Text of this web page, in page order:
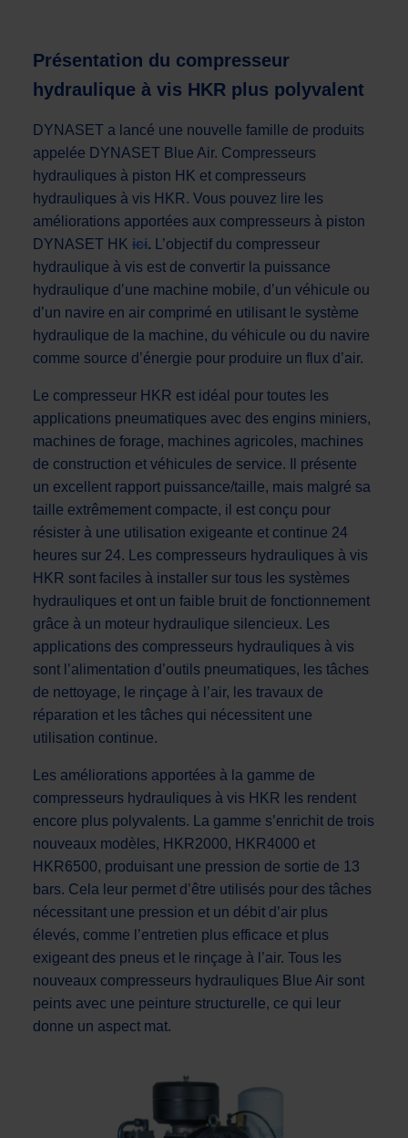
Présentation du compresseur
hydraulique à vis HKR plus polyvalent
DYNASET a lancé une nouvelle famille de produits
appelée DYNASET Blue Air. Compresseurs
hydrauliques à piston HK et compresseurs
hydrauliques à vis HKR. Vous pouvez lire les
améliorations apportées aux compresseurs à piston
DYNASET HK ici.
L’objectif du compresseur
hydraulique à vis est de convertir la puissance
hydraulique d’une machine mobile, d’un véhicule ou
d’un navire en air comprimé en utilisant le système
hydraulique de la machine, du véhicule ou du navire
comme source d’énergie pour produire un flux d’air.
Le compresseur HKR est idéal pour toutes les
applications pneumatiques avec des engins miniers,
machines de forage, machines agricoles, machines
de construction et véhicules de service. Il présente
un excellent rapport puissance/taille, mais malgré sa
taille extrêmement compacte, il est conçu pour
résister à une utilisation exigeante et continue 24
heures sur 24. Les compresseurs hydrauliques à vis
HKR sont faciles à installer sur tous les systèmes
hydrauliques et ont un faible bruit de fonctionnement
grâce à un moteur hydraulique silencieux. Les
applications des compresseurs hydrauliques à vis
sont l’alimentation d’outils pneumatiques, les tâches
de nettoyage, le rinçage à l’air, les travaux de
réparation et les tâches qui nécessitent une
utilisation continue.
Les améliorations apportées à la gamme de
compresseurs hydrauliques à vis HKR les rendent
encore plus polyvalents. La gamme s’enrichit de trois
nouveaux modèles, HKR2000, HKR4000 et
HKR6500, produisant une pression de sortie de 13
bars. Cela leur permet d’être utilisés pour des tâches
nécessitant une pression et un débit d’air plus
élevés, comme l’entretien plus efficace et plus
exigeant des pneus et le rinçage à l’air. Tous les
nouveaux compresseurs hydrauliques Blue Air sont
peints avec une peinture structurelle, ce qui leur
donne un aspect mat.